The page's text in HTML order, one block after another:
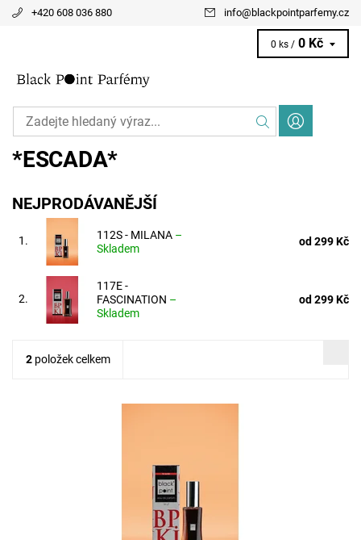
+420 608 036 880 info@ blackpointparfemy.cz
0 ks / 0 Kč
*ESCADA*
NEJPRODÁVANĚJŠÍ
1. 112S - MILANA –
Skladem
od 299 Kč
2.
117E -
FASCINATION –
Skladem
od 299 Kč
2 položek celkem